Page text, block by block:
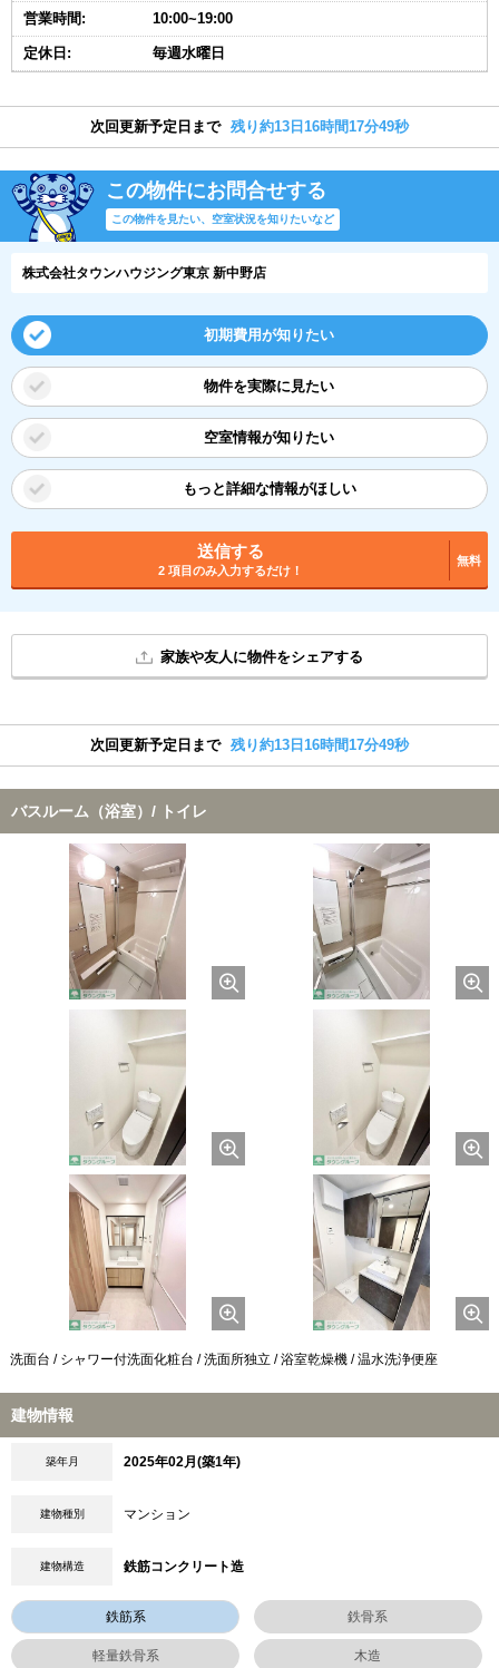
営業時間: 10:00~19:00
定休日: 毎週水曜日
次回更新予定日まで 残り約13日16時間17分48秒
この物件にお問合せする
この物件を見たい、空室状況を知りたいなど
株式会社タウンハウジング東京 新中野店
初期費用が知りたい
物件を実際に見たい
空室情報が知りたい
もっと詳細な情報がほしい
送信する
2 項目のみ入力するだけ！
無料
家族や友人に物件をシェアする
次回更新予定日まで 残り約13日16時間17分48秒
バスルーム（浴室）/ トイレ
洗面台 / シャワー付洗面化粧台 / 洗面所独立 / 浴室乾燥機 / 温水洗浄便座
建物情報
築年月 2025年02月(築1年)
建物種別 マンション
建物構造 鉄筋コンクリート造
鉄筋系 鉄骨系
軽量鉄骨系 木造